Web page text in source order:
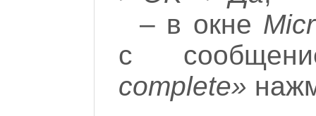
– в окне
с
complete»